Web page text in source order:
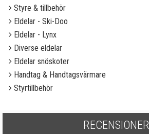
Styre & tillbehör
Eldelar - Ski-Doo
Eldelar - Lynx
Diverse eldelar
Eldelar snöskoter
Handtag & Handtagsvärmare
Styrtillbehör
RECENSIONER